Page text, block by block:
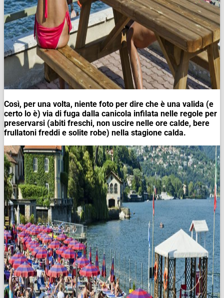
Così, per una volta, niente foto per dire che è una valida (e
certo lo è) via di fuga dalla canicola infilata nelle regole per
preservarsi (abiti freschi, non uscire nelle ore calde, bere
frullatoni freddi e solite robe) nella stagione calda.